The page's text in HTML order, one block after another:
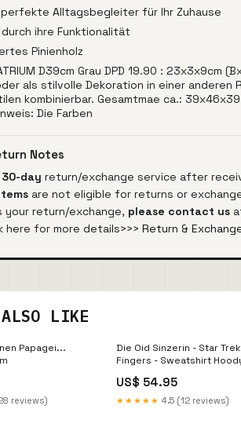
perfekte Alltagsbegleiter für Ihr Zuhause
ihre Funktionalität
Pinienholz
D39cm Grau DPD 19.90 : 23x3x9cm
als stilvolle Dekoration in einer
kombinierbar. Gesamtmae ca.:
Die Farben
Notes
30-day return/exchange service after
are not eligible for returns or
your return/exchange, please contact us
here for more details>>> Return &
LIKE
Papagei...
reviews)
Die Oid Sinzerin - Star Trek
Fingers - Sweatshirt
Größe:XXL
US$ 54.95
★★★★★ 4.5 (12 reviews)